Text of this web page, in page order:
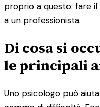
proprio a questo: fare
a un professionista.
Di cosa si
le principali
Uno psicologo può